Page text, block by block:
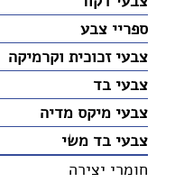
ספריי צבע
צבעי זכוכית וקרמיקה
צבעי בד
צבעי מיקס מדיה
צבעי בד משי
חומרי יצירה